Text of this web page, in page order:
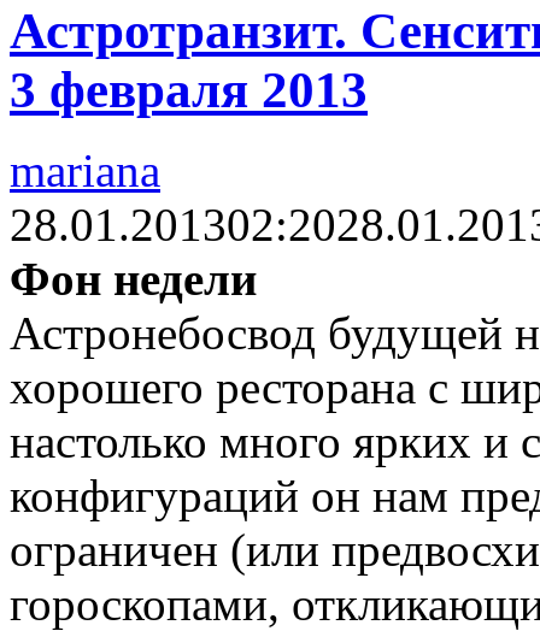
Астротранзит.
3 февраля 2013
mariana
28.01.201302:20
Фон недели
Астронебосвод будущей
хорошего ресторана с
настолько много ярких и
конфигураций он нам
ограничен (или
гороскопами,